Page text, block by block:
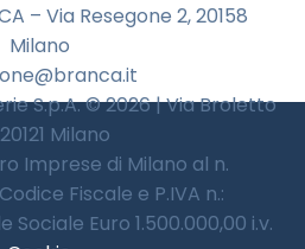
– Via Resegone 2, 20158
Milano
S.p.A. © 2026 | Via Broletto
Milano
Imprese di Milano al n.
Fiscale e P.IVA n.:
Sociale Euro 1.500.000,00 i.v.